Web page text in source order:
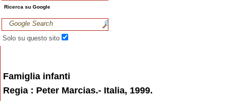
Ricerca su Google
Solo su questo sito
Famiglia infanti
Regia : Peter Marcias.- Italia, 1999.